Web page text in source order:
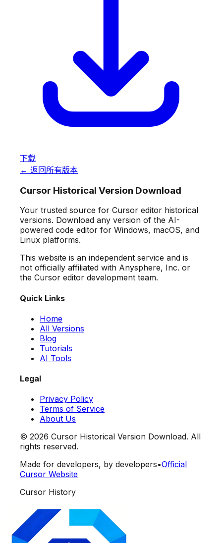
下载
← 返回所有版本
Cursor Historical Version Download
Your trusted source for Cursor editor historical
versions. Download any version of the AI-
powered code editor for Windows, macOS, and
Linux platforms.
This website is an independent service and is
not officially affiliated with Anysphere, Inc. or
the Cursor editor development team.
Quick Links
Home
All Versions
Blog
Tutorials
AI Tools
Legal
Privacy Policy
Terms of Service
About Us
© 2026 Cursor Historical Version Download. All
rights reserved.
Made for developers, by developers•Official
Cursor Website
Cursor History